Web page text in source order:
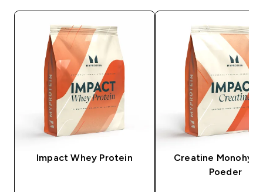
Impact Whey Protein
Creatine
Poeder